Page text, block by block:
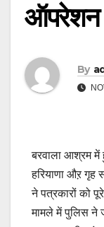
ऑपरेशन
By
बरवाला आश्रम में
हरियाणा औऱ गृह
ने पत्रकारों को
मामले में पुलिस ने